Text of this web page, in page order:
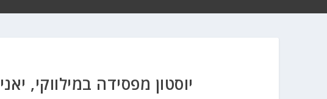
יוסטון מפסידה במילווקי,